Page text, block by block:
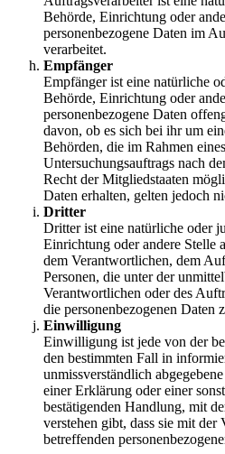
Behörde, Einrichtung oder
personenbezogene Daten im
verarbeitet.
Empfänger
Empfänger ist eine natürliche
Behörde, Einrichtung oder
personenbezogene Daten
davon, ob es sich bei ihr um
Behörden, die im Rahmen
Untersuchungsauftrags nach
Recht der Mitgliedstaaten
Daten erhalten, gelten jedoch
Dritter
Dritter ist eine natürliche oder
Einrichtung oder andere Stelle
dem Verantwortlichen, dem
Personen, die unter der
Verantwortlichen oder des
die personenbezogenen Daten
Einwilligung
Einwilligung ist jede von der
den bestimmten Fall in
unmissverständlich
einer Erklärung oder einer
bestätigenden Handlung, mit
verstehen gibt, dass sie mit der
betreffenden